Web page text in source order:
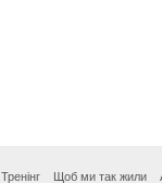
Тренінг Щоб ми так жили